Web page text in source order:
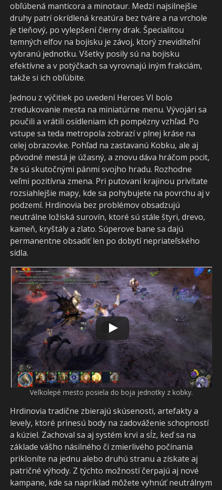
obľúbená manticora a minotaur. Medzi najsilnejšie
druhy patrí okrídlená kreatúra bez tváre a na vrchole
je tieňový, po vylepšení čierny drak. Špecialitou
temných elfov na bojisku je závoj, ktorý zneviditeľní
vybranú jednotku. Všetky posily sú na bojisku
efektívne a v potýčkach sa vyrovnajú iným frakciám,
takže si ich obľúbite.
Jednou z výčitiek po uvedení Heroes VI bolo
zredukovanie mesta na miniatúrne menu. Vývojári sa
poučili a vrátili osídleniam ich pompézny vzhľad. Po
vstupe sa teda metropola zobrazí v plnej kráse na
celej obrazovke. Pohľad na zastavanú Kobku, ale aj
pôvodné mestá je úžasný, a znovu dáva hráčom pocit,
že sú skutočnými pánmi svojho hradu. Rozhodne
veľmi pozitívna zmena. Pri putovaní krajinou privítate
rozsiahlejšie mapy, kde sa pohybujete na povrchu aj v
podzemí. Hrdinovia bez problémov obsadzujú
neutrálne ložiská surovín, ktoré sú stále štyri, drevo,
kameň, kryštály a zlato. Súperove bane sa dajú
permanentne obsadiť len po dobytí nepriateľského
sídla.
Veľkolepé mesto posiela do boja jednotky z kobky.
Hrdinovia tradične zbierajú skúsenosti, artefakty a
levely, ktoré prinesú body na zadováženie schopností
a kúziel. Zachoval sa aj systém krvi a sĺz, keď sa na
základe vášho násilného či zmierlivého počínania
prikloníte na jednu alebo druhú stranu a získate aj
patričné výhody. Z týchto možností čerpajú aj nové
kampane, kde sa napríklad môžete vyhnúť neutrálnym